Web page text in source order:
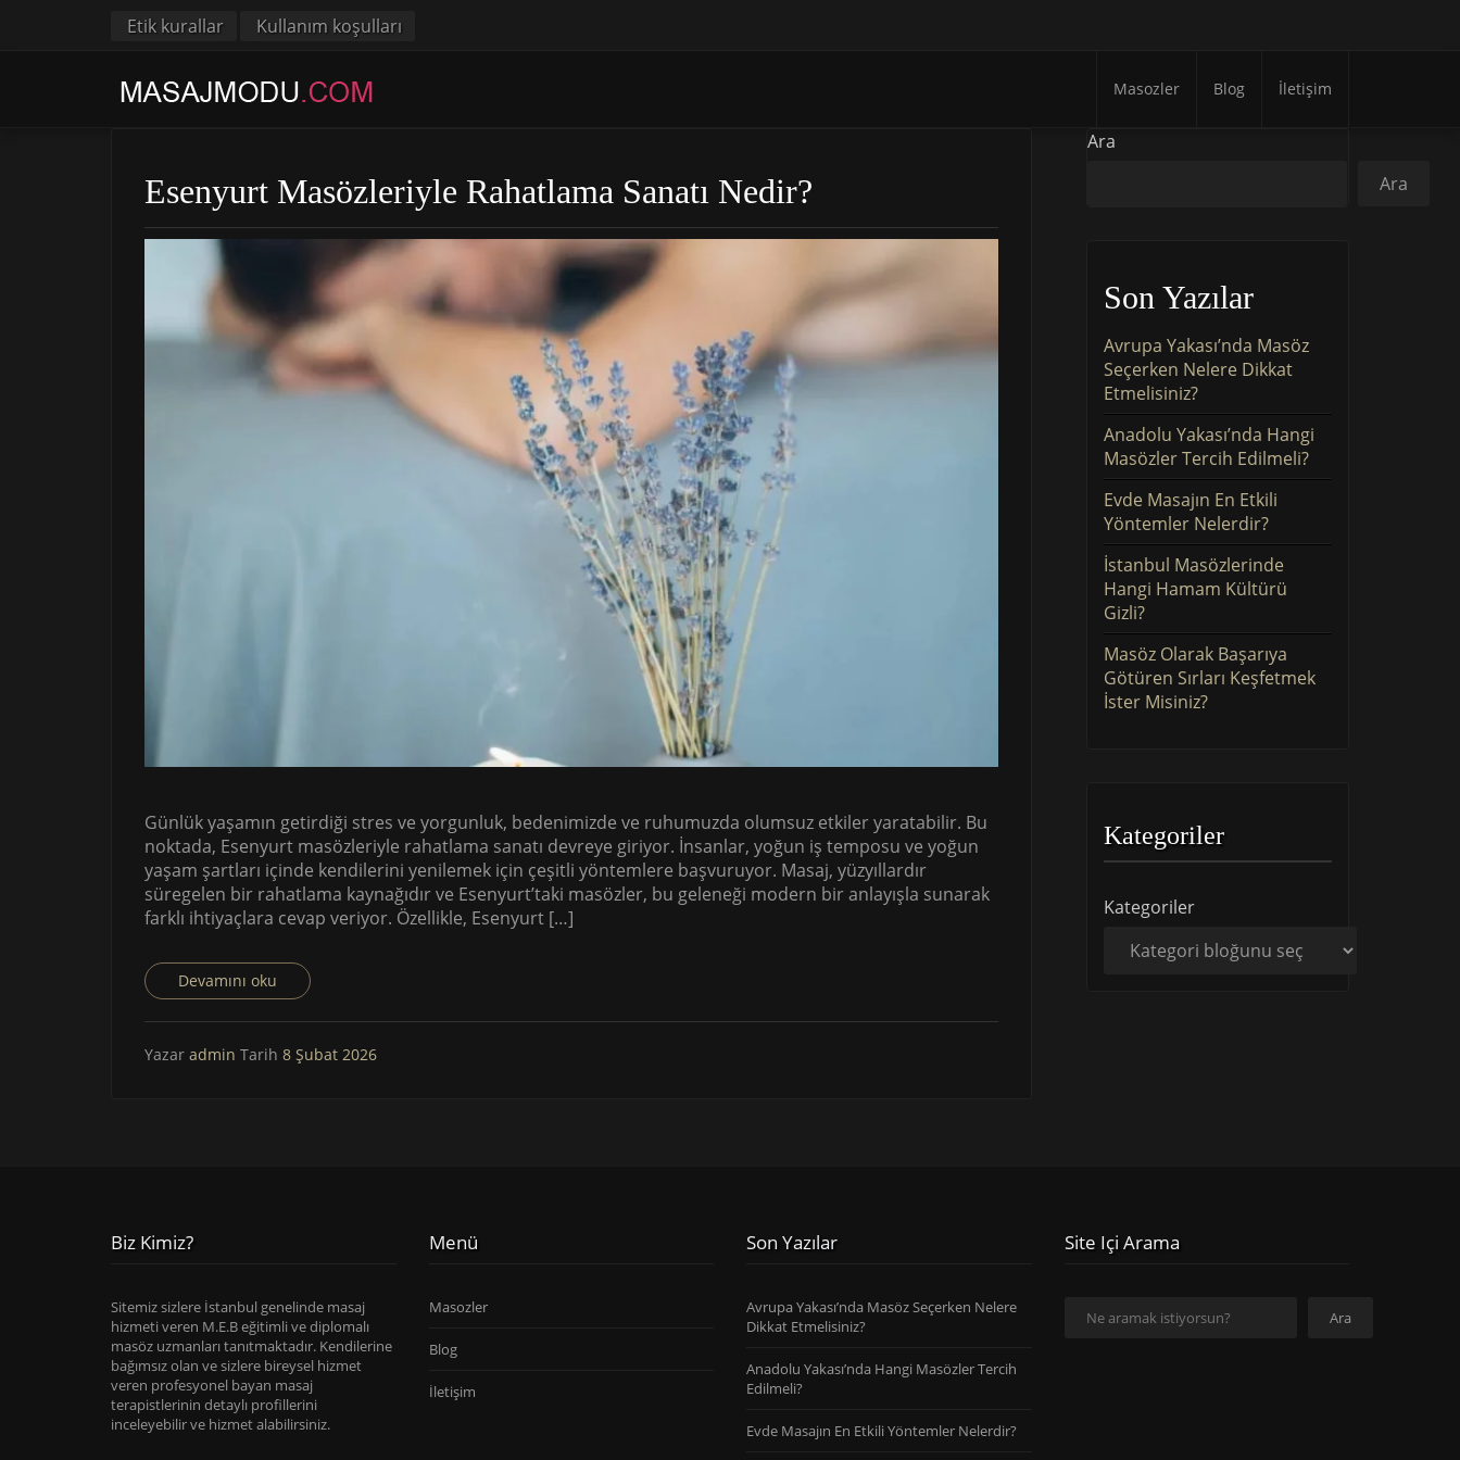
Etik kurallar Kullanım koşulları
Masozler Blog İletişim
Esenyurt Masözleriyle Rahatlama Sanatı Nedir?
Günlük yaşamın getirdiği stres ve yorgunluk, bedenimizde ve ruhumuzda olumsuz etkiler yaratabilir. Bu
noktada, Esenyurt masözleriyle rahatlama sanatı devreye giriyor. İnsanlar, yoğun iş temposu ve yoğun
yaşam şartları içinde kendilerini yenilemek için çeşitli yöntemlere başvuruyor. Masaj, yüzyıllardır
süregelen bir rahatlama kaynağıdır ve Esenyurt’taki masözler, bu geleneği modern bir anlayışla sunarak
farklı ihtiyaçlara cevap veriyor. Özellikle, Esenyurt […]
Devamını oku
Yazar admin Tarih 8 Şubat 2026
Ara
Ara
Son Yazılar
Avrupa Yakası’nda Masöz
Seçerken Nelere Dikkat
Etmelisiniz?
Anadolu Yakası’nda Hangi
Masözler Tercih Edilmeli?
Evde Masajın En Etkili
Yöntemler Nelerdir?
İstanbul Masözlerinde
Hangi Hamam Kültürü
Gizli?
Masöz Olarak Başarıya
Götüren Sırları Keşfetmek
İster Misiniz?
Kategoriler
Kategoriler
Biz Kimiz?
Sitemiz sizlere İstanbul genelinde masaj
hizmeti veren M.E.B eğitimli ve diplomalı
masöz uzmanları tanıtmaktadır. Kendilerine
bağımsız olan ve sizlere bireysel hizmet
veren profesyonel bayan masaj
terapistlerinin detaylı profillerini
inceleyebilir ve hizmet alabilirsiniz.
Menü
Masozler
Blog
İletişim
Son Yazılar
Avrupa Yakası’nda Masöz Seçerken Nelere
Dikkat Etmelisiniz?
Anadolu Yakası’nda Hangi Masözler Tercih
Edilmeli?
Evde Masajın En Etkili Yöntemler Nelerdir?
Site Içi Arama
Ara